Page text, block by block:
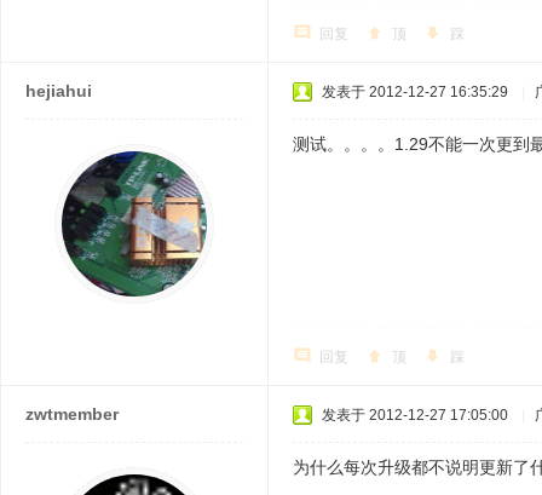
回复 顶 踩
hejiahui 发表于 2012-12-27 16:35:29
测试。。。。1.29不能一次更到
回复 顶 踩
zwtmember 发表于 2012-12-27 17:05:00
为什么每次升级都不说明更新了